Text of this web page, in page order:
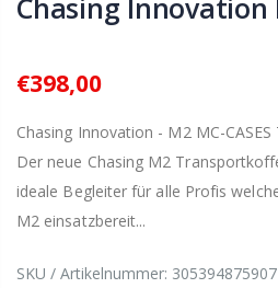
Chasing Innovation
€398,00
Chasing Innovation - M2 MC-
Der neue Chasing M2
ideale Begleiter für alle Profis
M2 einsatzbereit...
SKU / Artikelnummer: 305394875907